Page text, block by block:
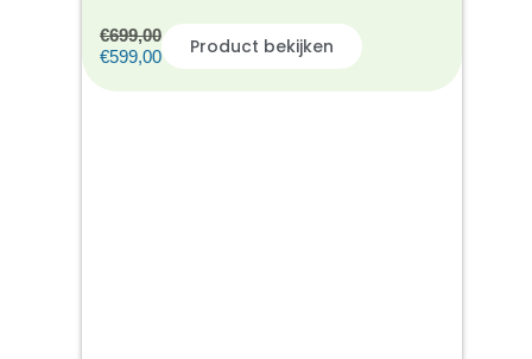
€699,00
€599,00 Product bekijken